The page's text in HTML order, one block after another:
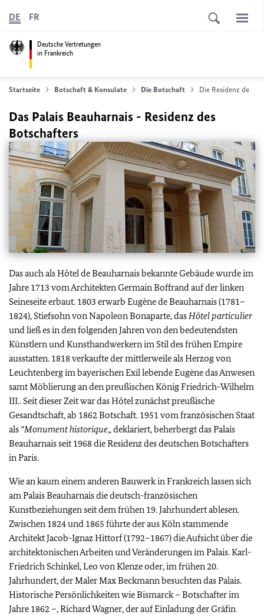
Deutsche Vertretungen
in Frankreich
DE FR
Startseite Botschaft & Konsulate Die Botschaft Die Residenz des
Das Palais Beauharnais - Residenz des
Botschafters
Das auch als Hôtel deBeauharnaisbekannte Gebäude wurde im
Jahre 1713 vom ArchitektenGermain Boffrandauf der linken
Seineseite erbaut. 1803 erwarb Eugène de Beauharnais(1781–
1824), Stiefsohn von Napoleon Bonaparte, dasHôtel particulier
und ließ es in den folgenden Jahren von den bedeutendsten
Künstlern und Kunsthandwerkern im Stil des frühenEmpire
ausstatten. 1818 verkaufte der mittlerweile als Herzog von
Leuchtenberg im bayerischen Exil lebendeEugènedas Anwesen
samt Möblierung an den preußischen König Friedrich-Wilhelm
III.. Seit dieser Zeit war das Hôtel zunächst preußische
Gesandtschaft, ab 1862 Botschaft. 1951 vom französischen Staat
als “Monument historique„ deklariert, beherbergt dasPalais
Beauharnaisseit 1968 die Residenz des deutschen Botschafters
in Paris.
Wie an kaum einem anderen Bauwerk in Frankreich lassen sich
amPalais Beauharnaisdie deutsch-französischen
Kunstbeziehungen seit dem frühen 19. Jahrhundert ablesen.
Zwischen 1824 und 1865 führte der aus Köln stammende
Architekt Jacob-Ignaz Hittorf (1792–1867) die Aufsicht über die
architektonischen Arbeiten und Veränderungen im Palais. Karl-
Friedrich Schinkel, Leo von Klenze oder, im frühen 20.
Jahrhundert, der Maler Max Beckmann besuchten das Palais.
Historische Persönlichkeiten wie Bismarck – Botschafter im
Jahre 1862 –, Richard Wagner, der auf Einladung der Gräfin